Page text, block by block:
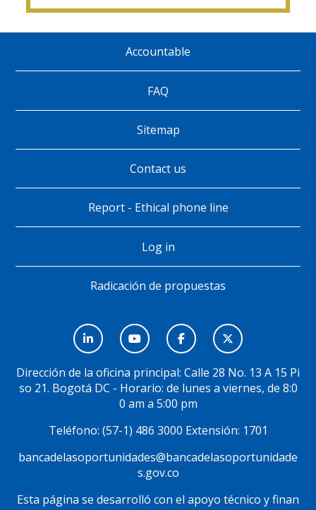
página
Accountable
FAQ
Sitemap
Contact us
Report - Ethical phone line
Log in
Radicación de propuestas
Social
Dirección de la oficina principal: Calle 28 No. 13 A 15 Pi
so 21. Bogotá DC - Horario: de lunes a viernes, de 8:0
0 am a 5:00 pm
Teléfono: (57-1) 486 3000 Extensión: 1701
bancadelasoportunidades@bancadelasoportunidade
s.gov.co
Esta página se desarrolló con el apoyo técnico y finan